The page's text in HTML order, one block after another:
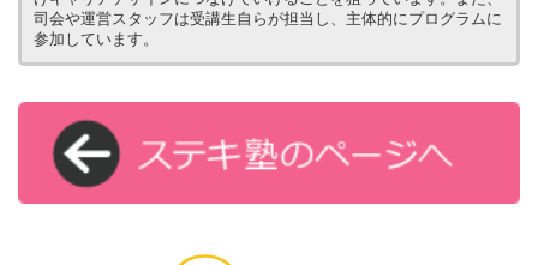
司会や運営スタッフは受講生自らが担当し、主体的にプログラムに
参加しています。